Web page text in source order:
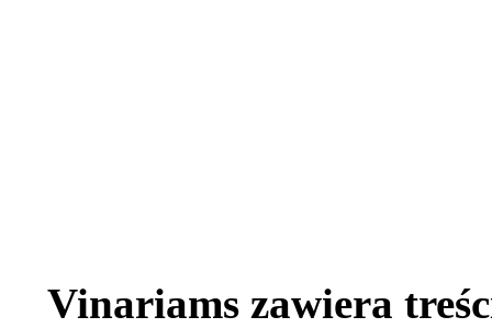
Vinariams zawiera